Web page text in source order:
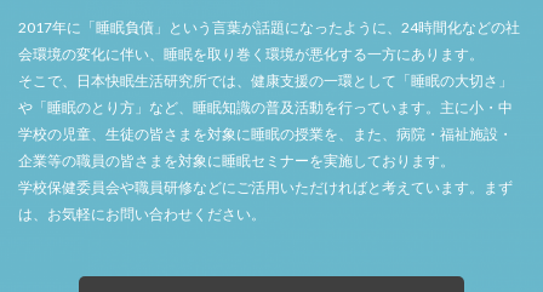
2017年に「睡眠負債」という言葉が話題になったように、24時間化などの社
会環境の変化に伴い、睡眠を取り巻く環境が悪化する一方にあります。
そこで、日本快眠生活研究所では、健康支援の一環として「睡眠の大切さ」
や「睡眠のとり方」など、睡眠知識の普及活動を行っています。主に小・中
学校の児童、生徒の皆さまを対象に睡眠の授業を、また、病院・福祉施設・
企業等の職員の皆さまを対象に睡眠セミナーを実施しております。
学校保健委員会や職員研修などにご活用いただければと考えています。まず
は、お気軽にお問い合わせください。